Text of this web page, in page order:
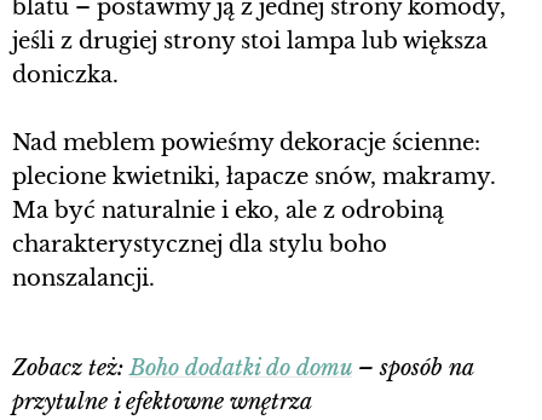
blatu – postawmy ją z jednej strony komody,
jeśli z drugiej strony stoi lampa lub większa
doniczka.
Nad meblem powieśmy dekoracje ścienne:
plecione kwietniki, łapacze snów, makramy.
Ma być naturalnie i eko, ale z odrobiną
charakterystycznej dla stylu boho
nonszalancji.
Zobacz też:Boho dodatki do domu – sposób na
przytulne i efektowne wnętrza